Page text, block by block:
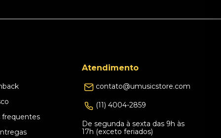
frequentes
Atendimento
contato@umusicstore.com
(11) 4004-2859
De segunda à sexta das 9h às
17h (exceto feriados)